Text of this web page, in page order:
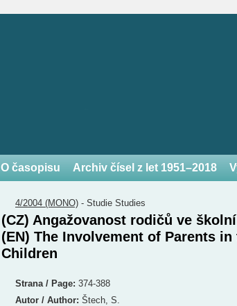
O časopisu Archiv čísel z let 1951–2018
4/2004 (MONO) - Studie Studies
(CZ) Angažovanost rodičů ve
(EN) The Involvement of Parents
Children
Strana / Page: 374-388
Autor / Author: Štech, S.